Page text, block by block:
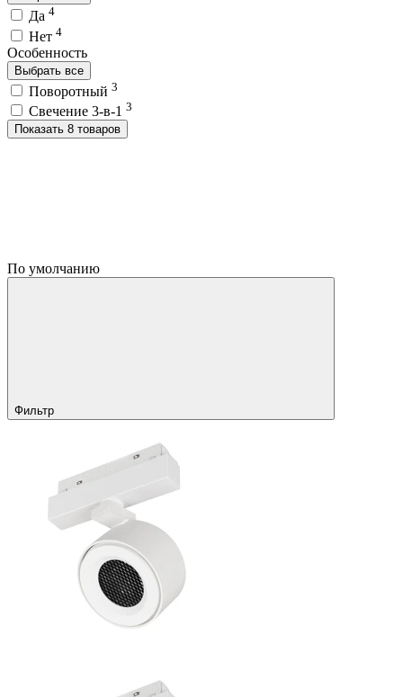
Да 4
Нет 4
Особенность
Выбрать все
Поворотный 3
Свечение 3-в-1 3
Показать 8 товаров
По умолчанию
Фильтр